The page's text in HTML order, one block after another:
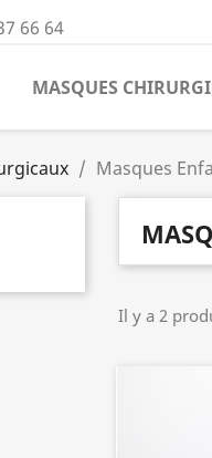
66 64
MASQUES
Masques
Il y a 2